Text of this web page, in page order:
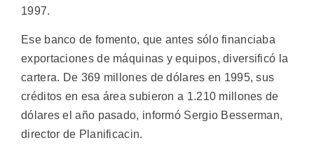
1997.
Ese banco de fomento, que antes sólo financiaba
exportaciones de máquinas y equipos, diversificó la
cartera. De 369 millones de dólares en 1995, sus
créditos en esa área subieron a 1.210 millones de
dólares el año pasado, informó Sergio Besserman,
director de Planificacin.